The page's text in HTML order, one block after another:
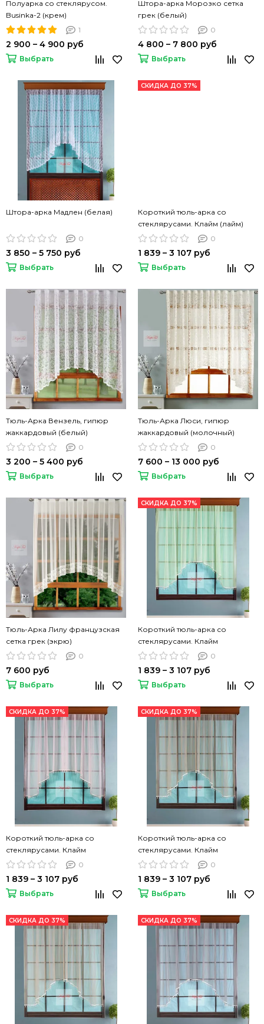
Полуарка со стеклярусом.
Businka-2 (крем)
1
2 900 – 4 900 руб
Выбрать
Штора-арка Морозко сетка
грек (белый)
0
4 800 – 7 800 руб
Выбрать
Штора-арка Мадлен (белая)
0
3 850 – 5 750 руб
Выбрать
СКИДКА ДО 37%
Короткий тюль-арка со
стеклярусами. Клайм (лайм)
0
1 839 – 3 107 руб
Выбрать
Тюль-Арка Вензель, гипюр
жаккардовый (белый)
0
3 200 – 5 400 руб
Выбрать
Тюль-Арка Люси, гипюр
жаккардовый (молочный)
0
7 600 – 13 000 руб
Выбрать
Тюль-Арка Лилу французская
сетка грек (экрю)
0
7 600 руб
Выбрать
СКИДКА ДО 37%
Короткий тюль-арка со
стеклярусами. Клайм
(салатовый)
0
1 839 – 3 107 руб
Выбрать
СКИДКА ДО 37%
Короткий тюль-арка со
стеклярусами. Клайм
(розовый)
0
1 839 – 3 107 руб
Выбрать
СКИДКА ДО 37%
Короткий тюль-арка со
стеклярусами. Клайм
(коричневый)
0
1 839 – 3 107 руб
Выбрать
СКИДКА ДО 37% СКИДКА ДО 37%